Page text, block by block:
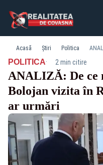
Acasă Știri Politica
POLITICA· 2 min citire
ANALIZĂ: De ce
Bolojan vizita în
ar urmări